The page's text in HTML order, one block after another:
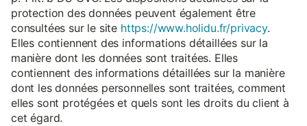
protection des données peuvent également être
consultées sur le site https://www.holidu.fr/privacy.
Elles contiennent des informations détaillées sur la
manière dont les données sont traitées. Elles
contiennent des informations détaillées sur la manière
dont les données personnelles sont traitées, comment
elles sont protégées et quels sont les droits du client à
cet égard.